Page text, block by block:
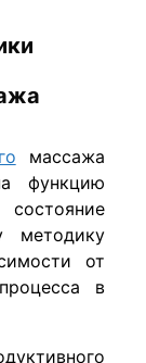
массажа
функцию
методику
от
в